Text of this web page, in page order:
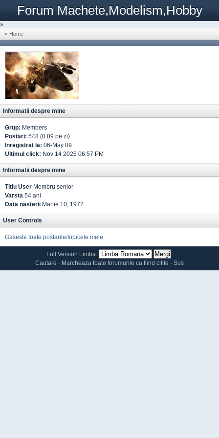
Forum Machete,Modelism,Hobby
»
« Home
Informatii despre mine
Grup: Members
Postari: 548 (0.09 pe zi)
Inregistrat la: 06-May 09
Ultimul click: Nov 14 2025 06:57 PM
Informatii despre mine
Titlu User Membru senior
Varsta 54 ani
Data nasterii Martie 10, 1972
User Controls
Gaseste toate postarile/topicele mele
Full Version Limba:
Cautare · Marcheaza toate forumurile ca fiind citite · Sus